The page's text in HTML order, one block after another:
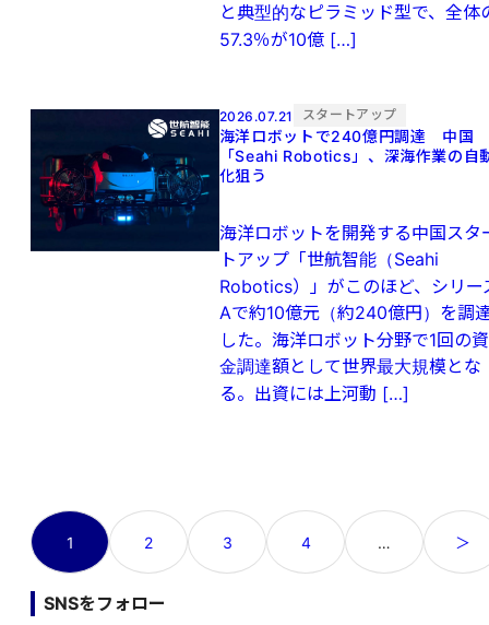
と典型的なピラミッド型で、全体
57.3％が10億 […]
2026.07.21 スタートアップ
海洋ロボットで240億円調達 中国
「Seahi Robotics」、深海作業の自
化狙う
海洋ロボットを開発する中国スタ
トアップ「世航智能（Seahi
Robotics）」がこのほど、シリー
Aで約10億元（約240億円）を調
した。海洋ロボット分野で1回の資
金調達額として世界最大規模とな
る。出資には上河動 […]
投
稿
の
1 2 3 4 … ＞
SNSをフォロー